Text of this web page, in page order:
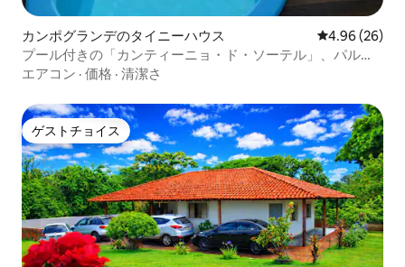
カンポグランデのタイニーハウス レビュー26
4.96 (26)
プール付きの「カンティーニョ・ド・ソーテル」、パル
ケ・ドス・ポデレス
エアコン · 価格 · 清潔さ
ゲストチョイス
ゲストチョイス